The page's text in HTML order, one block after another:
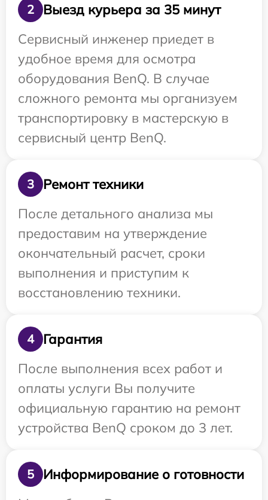
2
Выезд курьера за 35 минут
Сервисный инженер приедет в
удобное время для осмотра
оборудования BenQ. В случае
сложного ремонта мы организуем
транспортировку в мастерскую в
сервисный центр BenQ.
3
Ремонт техники
После детального анализа мы
предоставим на утверждение
окончательный расчет, сроки
выполнения и приступим к
восстановлению техники.
4
Гарантия
После выполнения всех работ и
оплаты услуги Вы получите
официальную гарантию на ремонт
устройства BenQ сроком до 3 лет.
5
Информирование о готовности